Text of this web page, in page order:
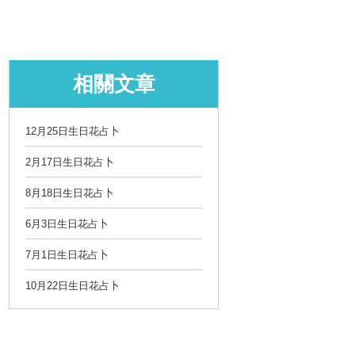
相關文章
12月25日生日花占卜
2月17日生日花占卜
8月18日生日花占卜
6月3日生日花占卜
7月1日生日花占卜
10月22日生日花占卜